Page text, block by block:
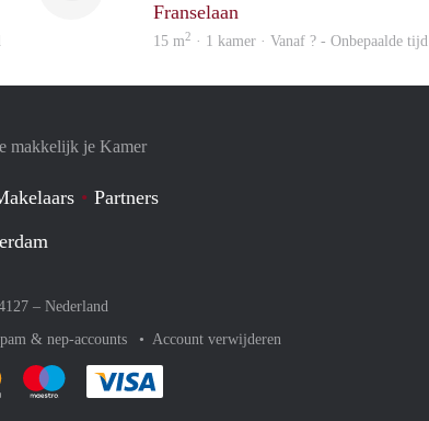
Franselaan
15 m2 · 1 kamer · Vanaf ? - Onbepaalde tijd
makkelijk je Kamer
Partners
– Nederland
& nep-accounts Account verwijderen
gemakkelijk af met Paypal
Je rekent gemakkelijk af met Mastercard
Je rekent gemakkelijk af met Meastro